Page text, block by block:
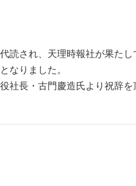
読され、天理時報社が果た
なりました。
社長・古門慶造氏より祝辞